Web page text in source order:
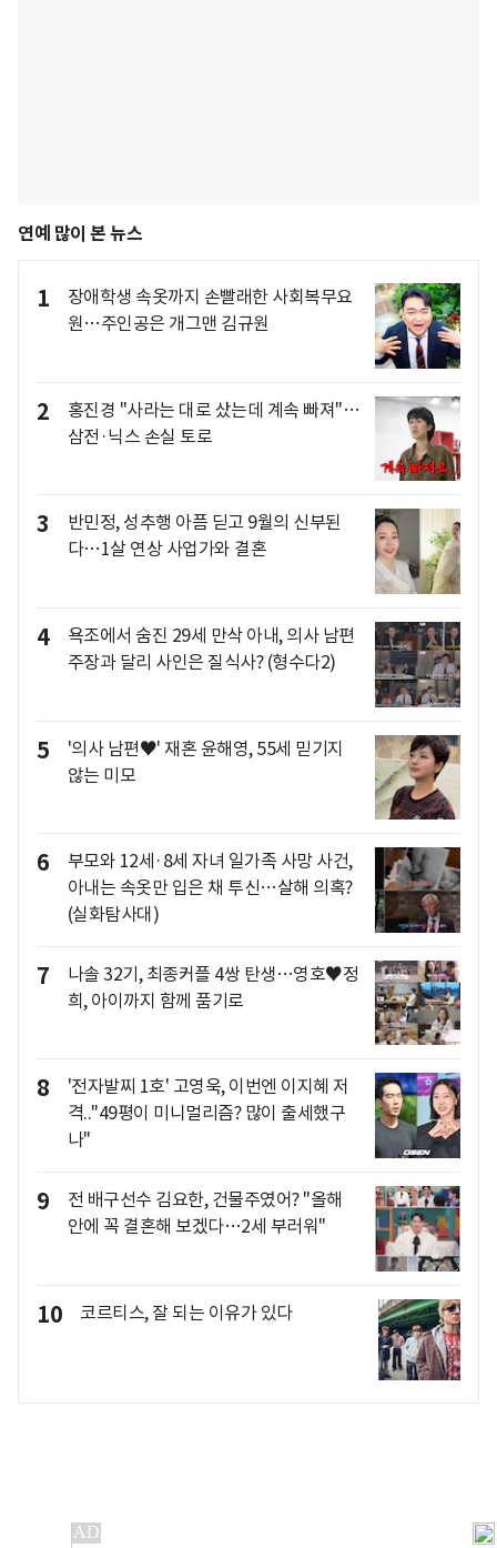
연예 많이 본 뉴스
1
장애학생 속옷까지 손빨래한 사회복무요
원…주인공은 개그맨 김규원
2
홍진경 "사라는 대로 샀는데 계속 빠져"…
삼전·닉스 손실 토로
3
반민정, 성추행 아픔 딛고 9월의 신부된
다…1살 연상 사업가와 결혼
4
욕조에서 숨진 29세 만삭 아내, 의사 남편
주장과 달리 사인은 질식사? (형수다2)
5
'의사 남편♥' 재혼 윤해영, 55세 믿기지
않는 미모
6
부모와 12세·8세 자녀 일가족 사망 사건,
아내는 속옷만 입은 채 투신…살해 의혹?
(실화탐사대)
7
나솔 32기, 최종커플 4쌍 탄생…영호♥정
희, 아이까지 함께 품기로
8
'전자발찌 1호' 고영욱, 이번엔 이지혜 저
격.."49평이 미니멀리즘? 많이 출세했구
나"
9
전 배구선수 김요한, 건물주였어? "올해
안에 꼭 결혼해 보겠다…2세 부러워"
10 코르티스, 잘 되는 이유가 있다